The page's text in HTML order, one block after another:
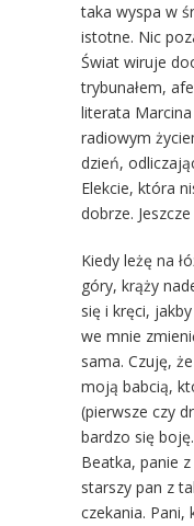
taka wyspa w
istotne. Nic
Świat wiruje
trybunałem,
literata
radiowym
dzień,
Elekcie, która
dobrze.
Kiedy leżę na
góry, krąży
się i kręci,
we mnie
sama. Czuję,
moją babcią,
(pierwsze czy
bardzo się
Beatka, panie
starszy pan z
czekania. Pani,